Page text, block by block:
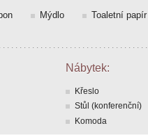
Mýdlo
Toaletní papír
Nábytek:
Křeslo
Stůl (konferenční)
Komoda